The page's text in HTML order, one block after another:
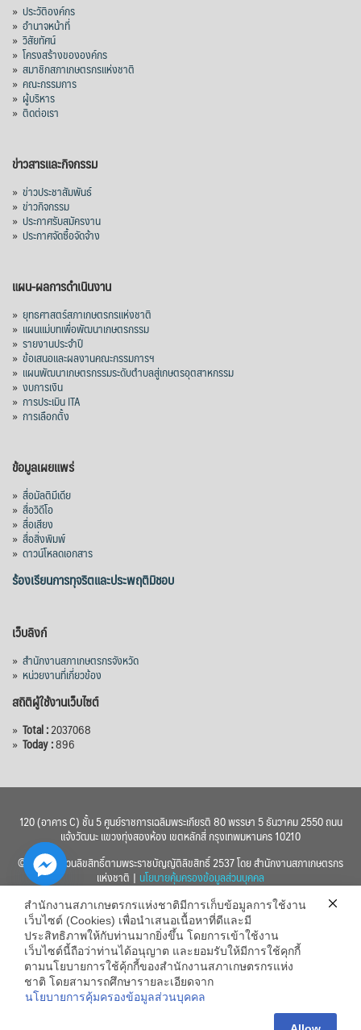
» ประวัติองค์กร
» อำนาจหน้าที่
» วิสัยทัศน์
» โครงสร้างขององค์กร
» สมาชิกสภาเกษตรกรแห่งชาติ
» คณะกรรมการ
» ผู้บริหาร
» ติดต่อเรา
ข่าวสารและกิจกรรม
» ข่าวประชาสัมพันธ์
» ข่าวกิจกรรม
» ประกาศรับสมัครงาน
» ประกาศจัดซื้อจัดจ้าง
แผน-ผลการดำเนินงาน
» ยุทธศาสตร์สภาเกษตรกรแห่งชาติ
» แผนแม่บทเพื่อพัฒนาเกษตรกรรม
» รายงานประจำปี
» ข้อเสนอและผลงานคณะกรรมการฯ
» แผนพัฒนาเกษตรกรรมระดับตำบลสู่เกษตรอุตสาหกรรม
» งบการเงิน
» การประเมิน ITA
» การเลือกตั้ง
ข้อมูลเผยแพร่
» สื่อมัลติมีเดีย
» สื่อวิดีโอ
» สื่อเสียง
» สื่อสิ่งพิมพ์
» ดาวน์โหลดเอกสาร
ร้องเรียนการทุจริตและประพฤติมิชอบ
เว็บลิงก์
» สำนักงานสภาเกษตรกรจังหวัด
» หน่วยงานที่เกี่ยวข้อง
สถิติผู้ใช้งานเว็บไซต์
» Total :2037068
» Today :896
120 (อาคาร C) ชั้น 5 ศูนย์ราชการเฉลิมพระเกียรติ 80 พรรษา 5 ธันวาคม 2550 ถนน
แจ้งวัฒนะ แขวงทุ่งสองห้อง เขตหลักสี่ กรุงเทพมหานคร 10210
© 2560 สงวนลิขสิทธิ์ตามพระราชบัญญัติลิขสิทธิ์ 2537 โดย สำนักงานสภาเกษตรกร
แห่งชาติ | นโยบายคุ้มครองข้อมูลส่วนบุคคล
สำนักงานสภาเกษตรกรแห่งชาติมีการเก็บข้อมูลการใช้งาน
เว็บไซต์ (Cookies) เพื่อนำเสนอเนื้อหาที่ดีและมี
ประสิทธิภาพให้กับท่านมากยิ่งขึ้น โดยการเข้าใช้งาน
เว็บไซต์นี้ถือว่าท่านได้อนุญาต และยอมรับให้มีการใช้คุกกี้
ตามนโยบายการใช้คุ้กกี้ของสำนักงานสภาเกษตรกรแห่ง
ชาติ โดยสามารถศึกษารายละเอียดจาก
นโยบายการคุ้มครองข้อมูลส่วนบุคคล
Hide
chaty